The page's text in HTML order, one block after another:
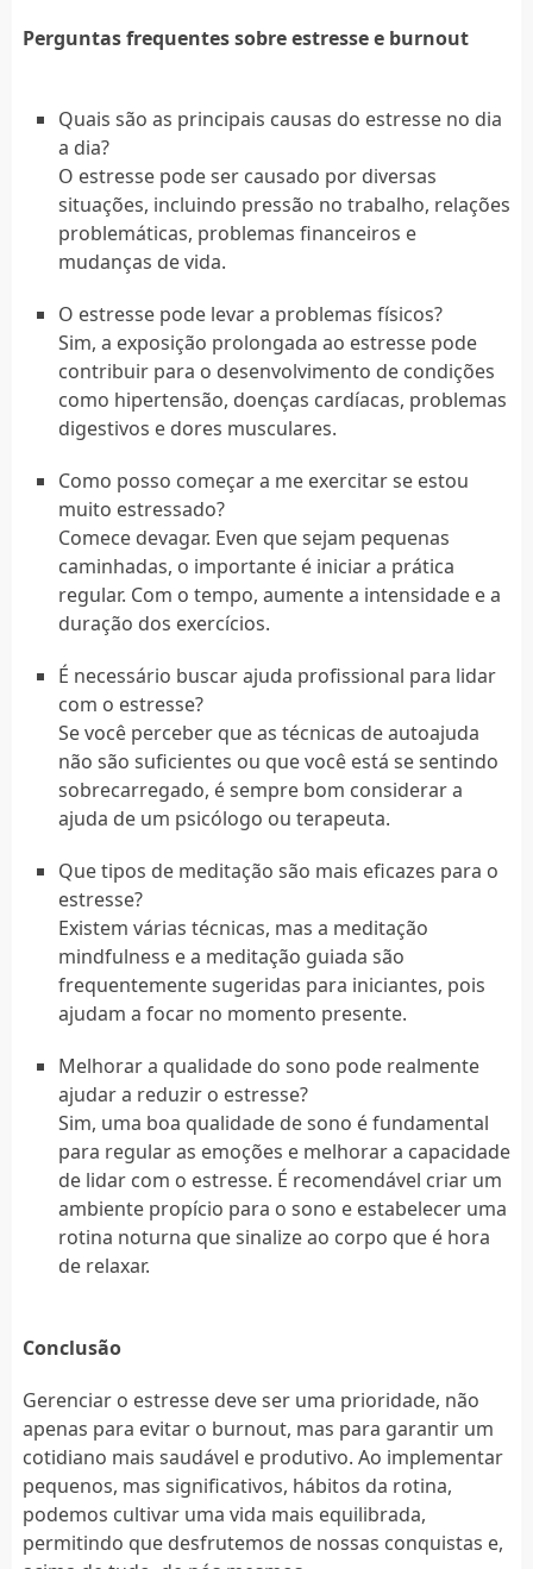
Perguntas frequentes sobre estresse e burnout
Quais são as principais causas do estresse no dia
a dia?
O estresse pode ser causado por diversas
situações, incluindo pressão no trabalho, relações
problemáticas, problemas financeiros e
mudanças de vida.
O estresse pode levar a problemas físicos?
Sim, a exposição prolongada ao estresse pode
contribuir para o desenvolvimento de condições
como hipertensão, doenças cardíacas, problemas
digestivos e dores musculares.
Como posso começar a me exercitar se estou
muito estressado?
Comece devagar. Even que sejam pequenas
caminhadas, o importante é iniciar a prática
regular. Com o tempo, aumente a intensidade e a
duração dos exercícios.
É necessário buscar ajuda profissional para lidar
com o estresse?
Se você perceber que as técnicas de autoajuda
não são suficientes ou que você está se sentindo
sobrecarregado, é sempre bom considerar a
ajuda de um psicólogo ou terapeuta.
Que tipos de meditação são mais eficazes para o
estresse?
Existem várias técnicas, mas a meditação
mindfulness e a meditação guiada são
frequentemente sugeridas para iniciantes, pois
ajudam a focar no momento presente.
Melhorar a qualidade do sono pode realmente
ajudar a reduzir o estresse?
Sim, uma boa qualidade de sono é fundamental
para regular as emoções e melhorar a capacidade
de lidar com o estresse. É recomendável criar um
ambiente propício para o sono e estabelecer uma
rotina noturna que sinalize ao corpo que é hora
de relaxar.
Conclusão
Gerenciar o estresse deve ser uma prioridade, não
apenas para evitar o burnout, mas para garantir um
cotidiano mais saudável e produtivo. Ao implementar
pequenos, mas significativos, hábitos da rotina,
podemos cultivar uma vida mais equilibrada,
permitindo que desfrutemos de nossas conquistas e,